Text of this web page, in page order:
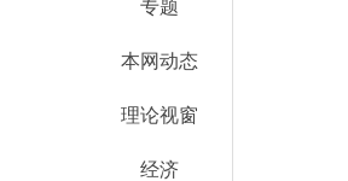
专题
本网动态
理论视窗
经济